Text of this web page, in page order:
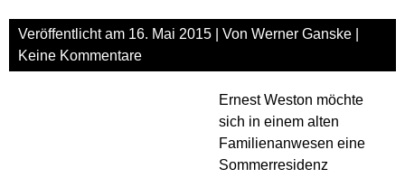
Veröffentlicht am 16. Mai 2015 | Von Werner Ganske
Keine Kommentare
Ernest Weston möchte
sich in einem alten
Familienanwesen eine
Sommerresidenz